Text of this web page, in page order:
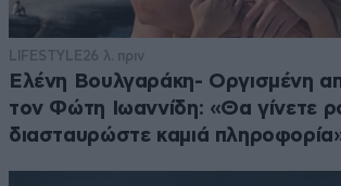
LIFESTYLE 26 λ. πριν
Ελένη Βουλγαράκη- Οργισμένη
τον Φώτη Ιωαννίδη: «Θα γίνετε
διασταυρώστε καμιά